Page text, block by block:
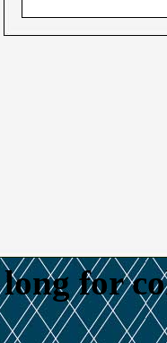
long for